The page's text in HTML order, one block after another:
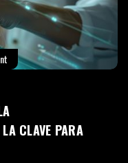
CLAVE PARA